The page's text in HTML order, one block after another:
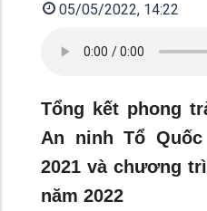
05/05/2022, 14:22
Tổng kết phong
An ninh Tổ
2021 và chương
năm 2022